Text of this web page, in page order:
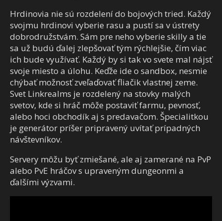
Hrdinovia nie sú rozdelení do bojových tried. Každý
svojmu hrdinovi vyberie rasu a pustí sa v ústrety
dobrodružstvám. Sám pre neho vyberie skilly a tie
sa už budú ďalej zlepšovať tým rýchlejšie, čím viac
ich bude využívať. Každý by si tak vo svete mal nájsť
svoje miesto a úlohu. Keďže ide o sandbox, nesmie
chýbať možnosť zveľaďovať fliačik vlastnej zeme.
Svet Linkrealms je rozdelený na stovky malých
svetov, kde si hráč môže postaviť farmu, pevnosť,
alebo hoci obchodík aj s predavačom. Špecialitkou
je generátor príšer pripravený uvítať prípadných
návštevníkov.
Servery môžu byť zmiešané, ale aj zamerané na PvP
alebo PvE hráčov s upraveným dungeonmi a
ďalšími výzvami.